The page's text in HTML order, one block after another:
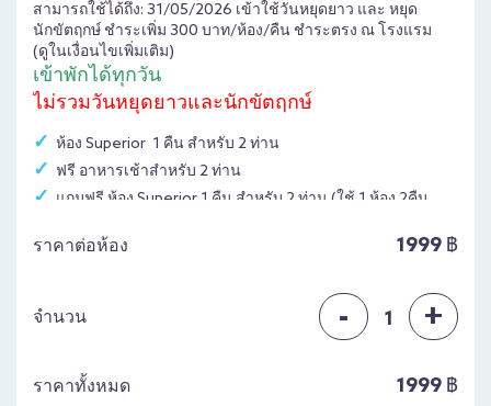
สามารถใช้ได้ถึง: 31/05/2026 เข้าใช้วันหยุดยาว และ หยุด
นักขัตฤกษ์ ชำระเพิ่ม 300 บาท/ห้อง/คืน ชำระตรง ณ โรงแรม
(ดูในเงื่อนไขเพิ่มเติม)
เข้าพักได้ทุกวัน
ไม่รวมวันหยุดยาวและนักขัตฤกษ์
ห้อง Superior 1 คืน สำหรับ 2 ท่าน
ฟรี อาหารเช้าสำหรับ 2 ท่าน
แถมฟรี ห้อง Superior 1 คืน สำหรับ 2 ท่าน (ใช้ 1 ห้อง 2คืน
ฟรี เครื่องดื่ม 2 แก้ว (มูลค่า 200 บาท) รับตอนเช็คอิน
ราคาต่อห้อง 1999 ฿
จำนวน - 1 +
ราคาทั้งหมด 1999 ฿